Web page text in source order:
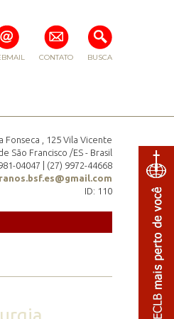
BUSCA
CONTATO
Fonseca , 125 Vila Vicente
São Francisco /ES - Brasil
04047 | (27) 9972-44668
ID: 110